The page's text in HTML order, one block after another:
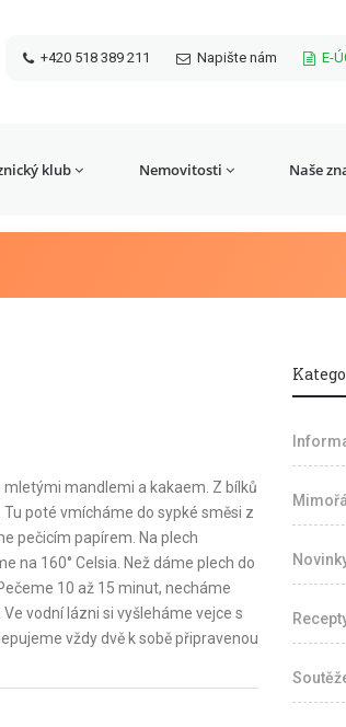
+420 518 389 211 Napište nám E-
klub Nemovitosti Naše
mandlemi a kakaem. Z bílků
poté vmícháme do sypké směsi z
pečicím papírem. Na plech
na 160° Celsia. Než dáme plech do
10 až 15 minut, necháme
vodní lázni si vyšleháme vejce s
vždy dvě k sobě připravenou